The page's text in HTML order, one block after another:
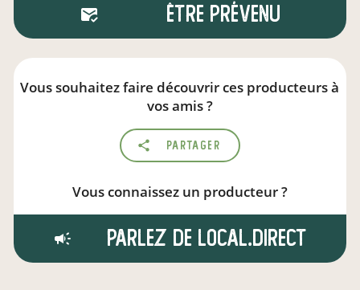
Être prévenu
Vous souhaitez faire découvrir ces producteurs à
vos amis ?
Partager
Vous connaissez un producteur ?
Parlez de local.direct